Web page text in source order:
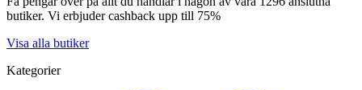
butiker. Vi erbjuder cashback upp till 75%
Visa alla butiker
Kategorier